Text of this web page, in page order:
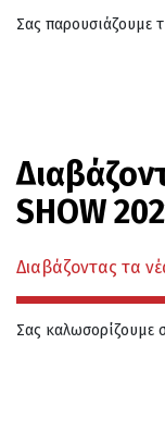
Σας παρουσιάζουμε
SHOW
Διαβάζοντας τα
Σας καλωσορίζουμε